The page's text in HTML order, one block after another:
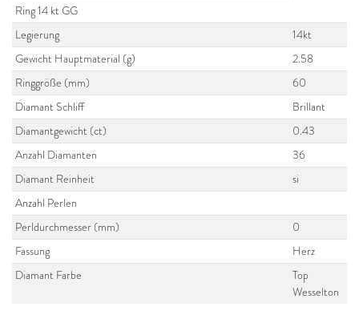
Ring 14 kt GG
Legierung
14kt
Gewicht Hauptmaterial (g)
2.58
Ringgröße (mm)
60
Diamant Schliff
Brillant
Diamantgewicht (ct)
0.43
Anzahl Diamanten
36
Diamant Reinheit
si
Anzahl Perlen
Perldurchmesser (mm)
0
Fassung
Herz
Diamant Farbe
Top
Wesselton